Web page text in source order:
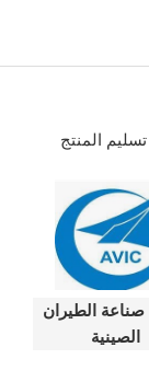
المنتج
الطيران
الصينية